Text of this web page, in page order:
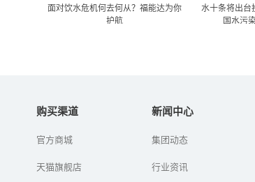
面对饮水危机何去何从？福能达为你
护航
面对严峻的水环境状况，
染事件,于是有部分人用上
水十条将出台
国水污
水十条”
得国务院
购买渠道
官方商城
天猫旗舰店
新闻中心
集团动态
行业资讯